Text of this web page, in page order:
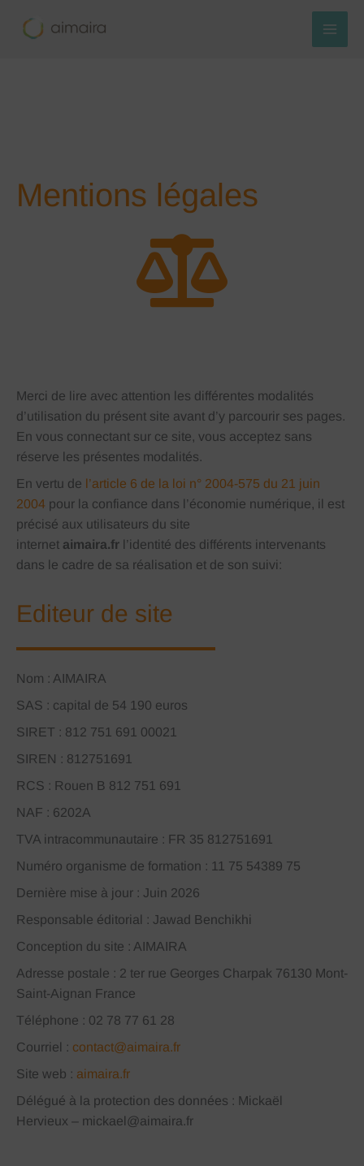
Mentions légales
Merci de lire avec attention les différentes modalités
d’utilisation du présent site avant d’y parcourir ses pages.
En vous connectant sur ce site, vous acceptez sans
réserve les présentes modalités.
En vertu de l’article 6 de la loi n° 2004-575 du 21 juin
2004 pour la confiance dans l’économie numérique, il est
précisé aux utilisateurs du site
internet aimaira.fr l’identité des différents intervenants
dans le cadre de sa réalisation et de son suivi:
Editeur de site
Nom : AIMAIRA
SAS : capital de 54 190 euros
SIRET : 812 751 691 00021
SIREN : 812751691
RCS : Rouen B 812 751 691
NAF : 6202A
TVA intracommunautaire : FR 35 812751691
Numéro organisme de formation : 11 75 54389 75
Dernière mise à jour : Juin 2026
Responsable éditorial : Jawad Benchikhi
Conception du site : AIMAIRA
Adresse postale : 2 ter rue Georges Charpak 76130 Mont-
Saint-Aignan France
Téléphone : 02 78 77 61 28
Courriel : contact@aimaira.fr
Site web : aimaira.fr
Délégué à la protection des données : Mickaël
Hervieux
mickael@aimaira.fr